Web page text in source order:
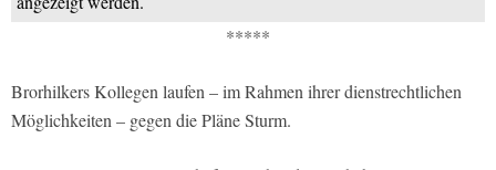
*****
Brorhilkers Kollegen laufen – im Rahmen ihrer dienstrechtlichen
Möglichkeiten – gegen die Pläne Sturm.